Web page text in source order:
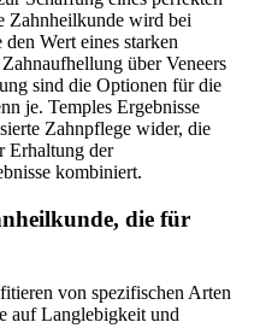
Zahnheilkunde wird bei
Wert eines starken
über Veneers
sind die Optionen für die
je. Temples Ergebnisse
Zahnpflege wider, die
Erhaltung der
kombiniert.
die für
von spezifischen Arten
auf Langlebigkeit und